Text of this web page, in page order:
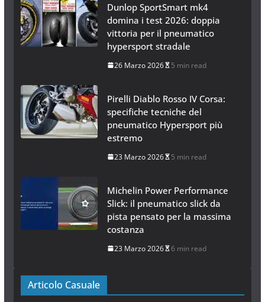
Dunlop SportSmart mk4
domina i test 2026: doppia
vittoria per il pneumatico
hypersport stradale
26 Marzo 2026 5 min read
Pirelli Diablo Rosso IV Corsa:
specifiche tecniche del
pneumatico Hypersport più
estremo
23 Marzo 2026 5 min read
Michelin Power Performance
Slick: il pneumatico slick da
pista pensato per la massima
costanza
23 Marzo 2026 6 min read
Articolo Casuale